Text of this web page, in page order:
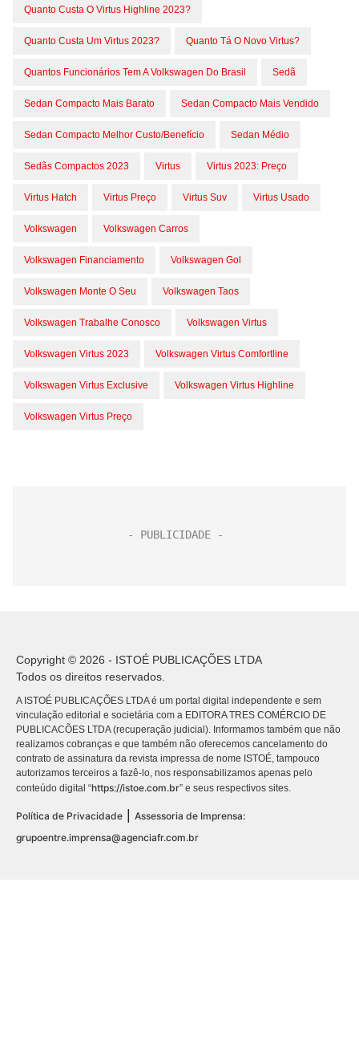
Quanto Custa O Virtus Highline 2023?
Quanto Custa Um Virtus 2023? Quanto Tá O Novo Virtus?
Quantos Funcionários Tem A Volkswagen Do Brasil Sedã
Sedan Compacto Mais Barato Sedan Compacto Mais Vendido
Sedan Compacto Melhor Custo/benefício Sedan Médio
Sedãs Compactos 2023 Virtus Virtus 2023: Preço
Virtus Hatch Virtus Preço Virtus Suv Virtus Usado
Volkswagen Volkswagen Carros
Volkswagen Financiamento Volkswagen Gol
Volkswagen Monte O Seu Volkswagen Taos
Volkswagen Trabalhe Conosco Volkswagen Virtus
Volkswagen Virtus 2023 Volkswagen Virtus Comfortline
Volkswagen Virtus Exclusive Volkswagen Virtus Highline
Volkswagen Virtus Preço
Copyright © 2026 - ISTOÉ PUBLICAÇÕES LTDA
Todos os direitos reservados.
A ISTOÉ PUBLICAÇÕES LTDA é um portal digital independente e sem
vinculação editorial e societária com a EDITORA TRES COMÉRCIO DE
PUBLICACÕES LTDA (recuperação judicial). Informamos também que não
realizamos cobranças e que também não oferecemos cancelamento do
contrato de assinatura da revista impressa de nome ISTOÉ, tampouco
autorizamos terceiros a fazê-lo, nos responsabilizamos apenas pelo
conteúdo digital “https://istoe.com.br” e seus respectivos sites.
Política de Privacidade | Assessoria de Imprensa:
grupoentre.imprensa@agenciafr.com.br